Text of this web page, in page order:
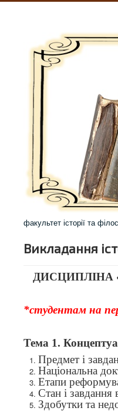
факультет історії та
Викладання
ДИСЦИПЛІНА
*студентам на
Тема 1.
Предмет і
Національна
Етапи
Стан і завдання
Здобутки та